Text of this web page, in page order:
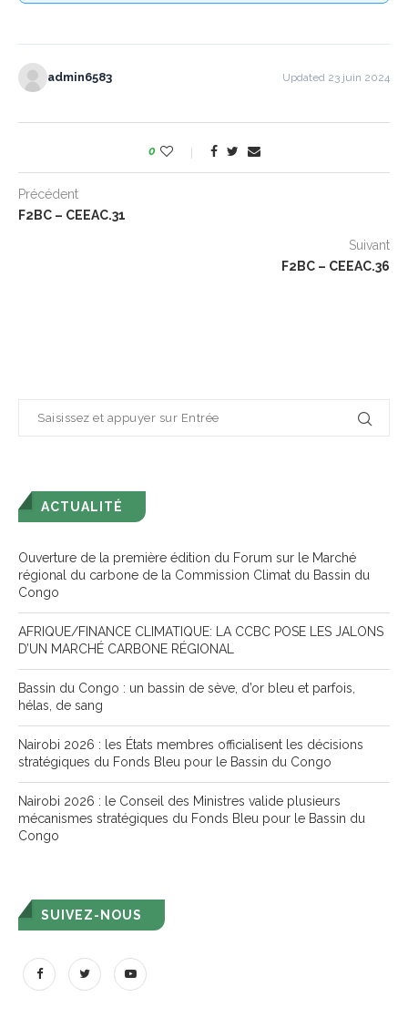
admin6583 Updated 23 juin 2024
0
Précédent
F2BC – CEEAC.31
Suivant
F2BC – CEEAC.36
ACTUALITÉ
Ouverture de la première édition du Forum sur le Marché
régional du carbone de la Commission Climat du Bassin du
Congo
AFRIQUE/FINANCE CLIMATIQUE: LA CCBC POSE LES JALONS
D’UN MARCHÉ CARBONE RÉGIONAL
Bassin du Congo : un bassin de sève, d’or bleu et parfois,
hélas, de sang
Nairobi 2026 : les États membres officialisent les décisions
stratégiques du Fonds Bleu pour le Bassin du Congo
Nairobi 2026 : le Conseil des Ministres valide plusieurs
mécanismes stratégiques du Fonds Bleu pour le Bassin du
Congo
SUIVEZ-NOUS